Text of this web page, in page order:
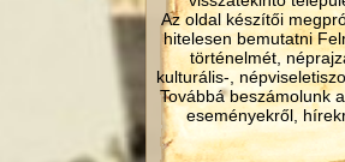
Az oldal készítői
hitelesen bemutatni
történelmét,
kulturális-,
Továbbá beszámolunk
eseményekről,